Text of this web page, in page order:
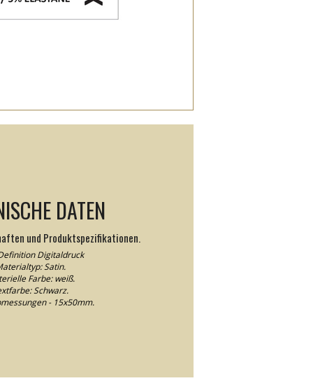
DATEN
und Produktspezifikationen.
Digitaldruck
Satin.
Farbe: weiß.
Schwarz.
- 15x50mm.